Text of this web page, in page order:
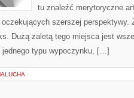
tu znaleźć merytoryczne
szerszej perspektywy.
Dużą zaletą tego miejsca jest
jednego typu wypoczynku, […]